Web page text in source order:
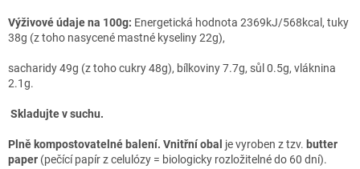
Výživové údaje na 100g: Energetická hodnota 2369kJ/568kcal, tuky
38g (z toho nasycené mastné kyseliny 22g),
sacharidy 49g (z toho cukry 48g), bílkoviny 7.7g, sůl 0.5g, vláknina
2.1g.
Skladujte v suchu.
Plně kompostovatelné balení. Vnitřní obal je vyroben z tzv. butter
paper (pečící papír z celulózy = biologicky rozložitelné do 60 dní).